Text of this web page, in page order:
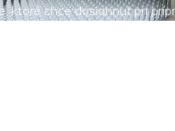
ktoré chce dosiahnuť pri